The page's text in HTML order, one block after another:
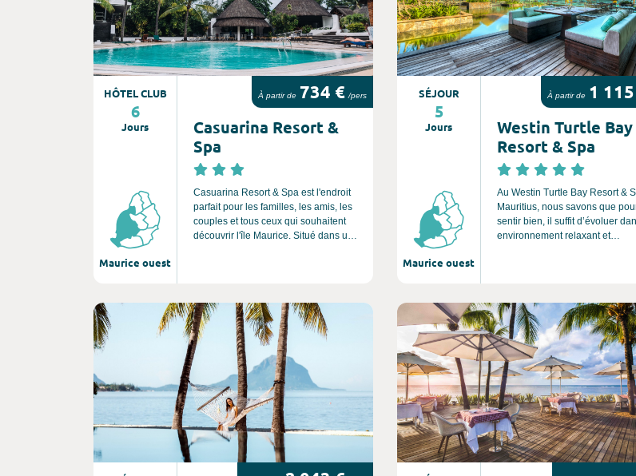
HÔTEL CLUB
6
Jours
Maurice ouest
À partir de 734 € /pers
Casuarina Resort &
Spa
Casuarina Resort & Spa est l'endroit
parfait pour les familles, les amis, les
couples et tous ceux qui souhaitent
découvrir l'île Maurice. Situé dans un
Grand Baie. Connu dans le passé
comme village de pêcheur, Trou aux
Biches est particulièrement célèbre
pour sa longue plage de sable blanc,
en fond un lieu idéal pour la pratique
des sports nautique et de la
découverte de la faune et la flore de
l'océan Indien.
SÉJOUR
5
Jours
Maurice ouest
À partir de 1
Westin Turtle Bay
Resort & Spa
Au Westin Turtle Bay Resort &
Mauritius, nous savons que
sentir bien, il suffit d’évoluer
environnement relaxant et
pour nourrir votre corps et votre
Entrez dans notre univers, qui
deviendra bientôt le vôtre, et
vous tout un monde de
Consultez l'offre de voyage Consultez l'offre de voyage